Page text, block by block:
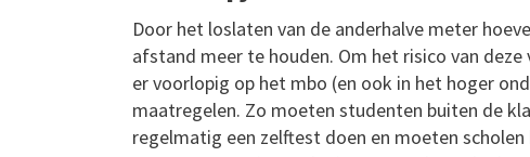
Door het loslaten van de anderhalve meter
afstand meer te houden. Om het risico van
er voorlopig op het mbo (en ook in het hoger
maatregelen. Zo moeten studenten buiten de
regelmatig een zelftest doen en moeten